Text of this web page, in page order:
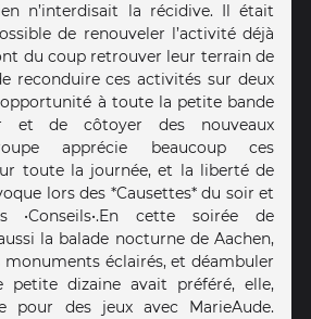
n’interdisait la récidive. Il était
de renouveler l’activité déjà
du coup retrouver leur terrain de
reconduire ces activités sur deux
à toute la petite bande
et de côtoyer des nouveaux
apprécie beaucoup ces
toute la journée, et la liberté de
lors des *Causettes* du soir et
En cette soirée de
la balade nocturne de Aachen,
éclairés, et déambuler
petite dizaine avait préféré, elle,
pour des jeux avec MarieAude.